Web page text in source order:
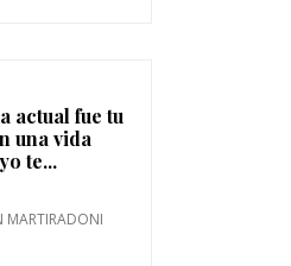
actual fue tu
una vida
te...
MARTIRADONI